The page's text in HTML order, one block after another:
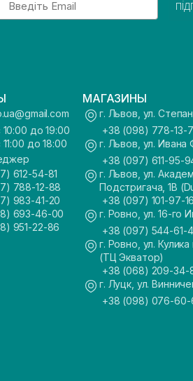
до 19:00
до 18:00
612-54-81
788-12-88
983-41-20
693-46-00
951-22-86
МАГАЗИНЫ
г. Львов, ул.
+38 (098) 778-13-
г. Львов, ул. Ивана
+38 (097) 611-95-
г. Львов, ул.
Подстригача, 1В
+38 (097) 101-97-16
г. Ровно, ул. 16-го
+38 (097) 544-61-
г. Ровно, ул.
(ТЦ Экватор)
+38 (068) 209-34-
г. Луцк, ул.
+38 (098) 076-60-